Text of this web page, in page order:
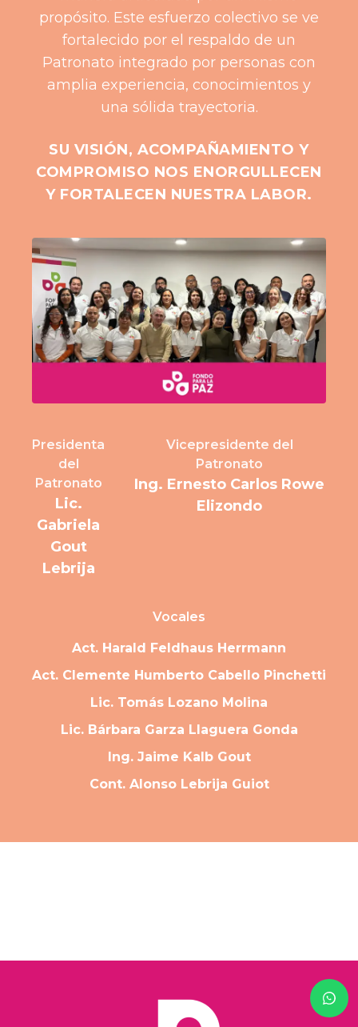
propósito. Este esfuerzo colectivo se ve
fortalecido por el respaldo de un
Patronato integrado por personas con
amplia experiencia, conocimientos y
una sólida trayectoria.
SU VISIÓN, ACOMPAÑAMIENTO Y
COMPROMISO NOS ENORGULLECEN
Y FORTALECEN NUESTRA LABOR.
Presidenta
del
Patronato
Lic.
Gabriela
Gout
Lebrija
Vicepresidente del
Patronato
Ing. Ernesto Carlos Rowe
Elizondo
Vocales
Act. Harald Feldhaus Herrmann
Act. Clemente Humberto Cabello Pinchetti
Lic. Tomás Lozano Molina
Lic. Bárbara Garza Llaguera Gonda
Ing. Jaime Kalb Gout
Cont. Alonso Lebrija Guiot